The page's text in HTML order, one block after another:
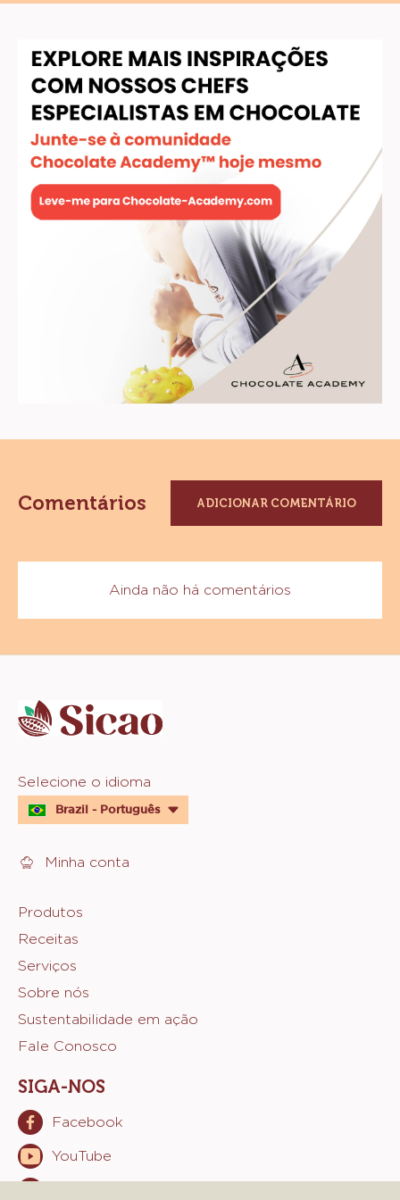
Comentários ADICIONAR COMENTÁRIO
Ainda não há comentários
info
Website
quick
links
Selecione o idioma
Brazil - Português
Minha conta
Footer
Sicao
Produtos
Receitas
Serviços
Sobre nós
Sustentabilidade em ação
Fale Conosco
SIGA-NOS
Facebook
new
YouTube